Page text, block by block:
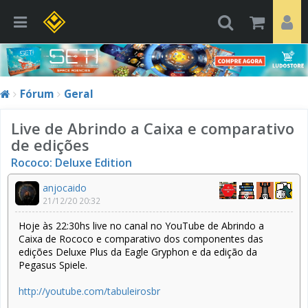
Fórum Geral
Live de Abrindo a Caixa e comparativo
de edições
Rococo: Deluxe Edition
anjocaido
21/12/20 20:32
Hoje às 22:30hs live no canal no YouTube de Abrindo a
Caixa de Rococo e comparativo dos componentes das
edições Deluxe Plus da Eagle Gryphon e da edição da
Pegasus Spiele.
http://youtube.com/tabuleirosbr